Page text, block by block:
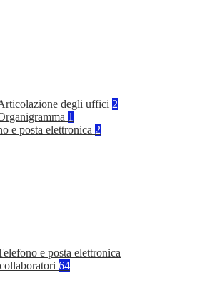
degli uffici 2
1
e posta elettronica 2
e posta elettronica
64